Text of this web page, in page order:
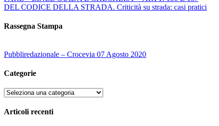
DEL CODICE DELLA STRADA. Criticità su strada: casi pratici
Rassegna Stampa
Pubbliredazionale – Crocevia 07 Agosto 2020
Categorie
Categorie
Articoli recenti